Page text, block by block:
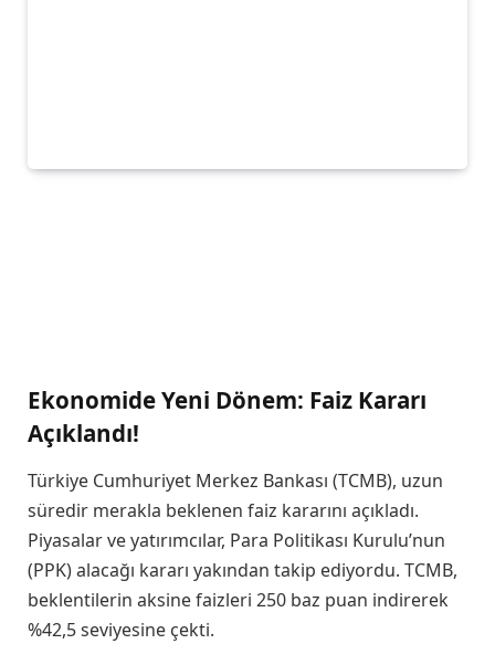
Ekonomide Yeni Dönem: Faiz Kararı
Açıklandı!
Türkiye Cumhuriyet Merkez Bankası (TCMB), uzun
süredir merakla beklenen faiz kararını açıkladı.
Piyasalar ve yatırımcılar, Para Politikası Kurulu’nun
(PPK) alacağı kararı yakından takip ediyordu. TCMB,
beklentilerin aksine faizleri 250 baz puan indirerek
%42,5 seviyesine çekti.